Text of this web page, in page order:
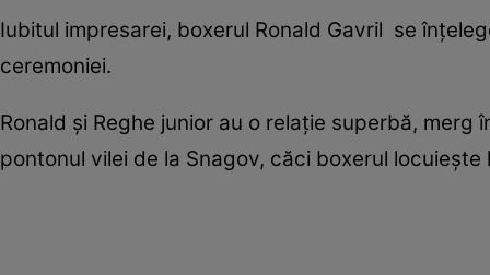
Iubitul impresarei, boxerul Ronald Gavril se
ceremoniei.
Ronald și Reghe junior au o relație superbă,
pontonul vilei de la Snagov, căci boxerul